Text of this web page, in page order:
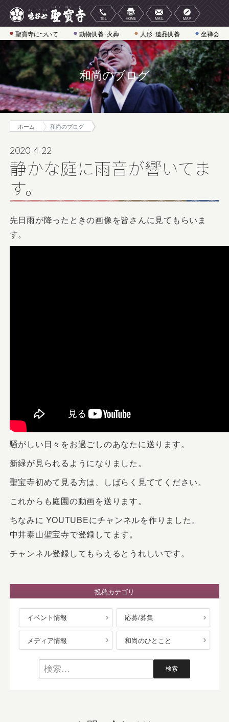
聖寶寺について 動物供養･火葬 人形･遺品供養 坐禅会
和尚のブログ
ホーム 和尚のブログ
2020-4-22
静かな庭に雨音が響いてま
す。
先日雨が降ったときの画像を皆さんに見てもらいま
す。
騒がしい日々をお過ごしのあなたに送ります。
新緑が見られるようになりました。
聖宝寺初めて見る方は、しばらく見ててください。
これからも庭園の動画を送ります。
ちなみに YOUTUBEにチャンネルを作りました。
中井泰山聖宝寺で登録してます。
チャンネル登録してもらえるとうれしいです。
投稿カテゴリ
イベント情報 応募/募集
メディア情報 和尚のひとこと